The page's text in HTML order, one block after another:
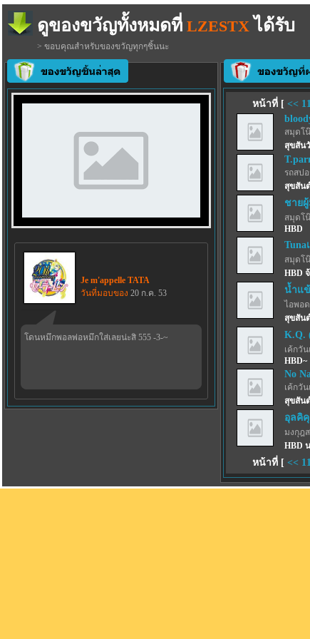
ดูของขวัญทั้งหมดที่ LZESTX ได้รับ
> ขอบคุณสำหรับของขวัญทุกๆชิ้นนะ
Je m'appelle TATA
วันที่มอบของ 20 ก.ค. 53
โดนหมึกพอลพ่อหมึกใส่เลยน่ะสิ 555 -3-~
หน้าที่ [ << 11
สมุดโ
สุขสัน
รถสป
สุขสัน
ชาย
สมุดโ
HBD
Tuna
สมุดโ
HBD
น้ำแ
ไอพอ
สุขสัน
K.Q.
เค้กวั
HBD~
No
เค้กวั
สุขสัน
อุลคิคุ
มงกุฎ
HBD
หน้าที่ [ << 11